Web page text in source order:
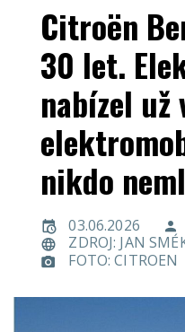
Citroën
30 let.
nabízel už
nikdo
03.06.2026
ZDROJ: JAN
FOTO: CITROEN